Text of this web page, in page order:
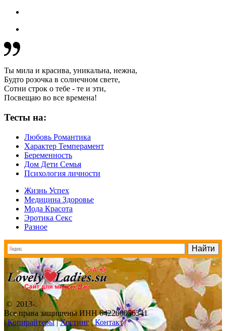
Ты мила и красива, уникальна, нежна,
Будто розочка в солнечном свете,
Сотни строк о тебе - те и эти,
Посвещаю во все времена!
Тесты на:
Любовь Романтика
Характер Темперамент
Беременность
Дом Дети Семья
Психология личности
Жизнь Успех
Медицина Здоровье
Мода Красота
Эротика Секс
Разное
© 2013-.
Все права защищены ИНН 642200056341
|Копирайтеры|Хостинг|Контакт